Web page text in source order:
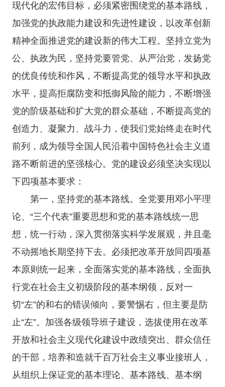
现代化的宏伟目标，必须紧密围绕党的基本路线，
加强党的执政能力建设和先进性建设，以改革创新
精神全面推进党的建设新的伟大工程。坚持立党为
公、执政为民，坚持党要管党、从严治党，发扬党
的优良传统和作风，不断提高党的领导水平和执政
水平，提高拒腐防变和抵御风险的能力，不断增强
党的阶级基础和扩大党的群众基础，不断提高党的
创造力、凝聚力、战斗力，使我们党始终走在时代
前列，成为领导全国人民沿着中国特色社会主义道
路不断前进的坚强核心。党的建设必须坚决实现以
下四项基本要求：
第一，坚持党的基本路线。全党要用邓小平理
论、“三个代表”重要思想和党的基本路线统一思
想，统一行动，深入贯彻落实科学发展观，并且毫
不动摇地长期坚持下去。必须把改革开放同四项基
本原则统一起来，全面落实党的基本路线，全面执
行党在社会主义初级阶段的基本纲领，反对一
切“左”的和右的错误倾向，要警惕右，但主要是防
止“左”。加强各级领导班子建设，选拔使用在改革
开放和社会主义现代化建设中政绩突出、群众信任
的干部，培养和造就千百万社会主义事业接班人，
从组织上保证党的基本理论、基本路线、基本纲